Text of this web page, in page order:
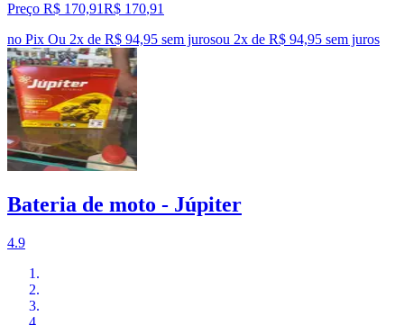
Preço R$ 170,91R$ 170,91
no Pix Ou 2x de R$ 94,95 sem jurosou 2x de R$ 94,95 sem juros
Bateria de moto - Júpiter
4.9